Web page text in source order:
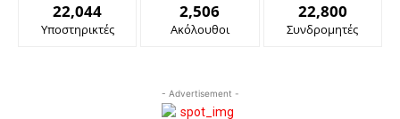
22,044
Υποστηρικτές
2,506
Ακόλουθοι
22,800
Συνδρομητές
- Advertisement -